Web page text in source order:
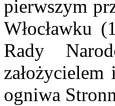
pierwszym
Włocławku
Rady
ogniwa